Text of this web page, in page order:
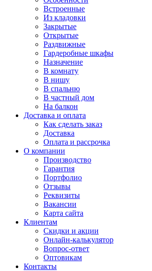
Встроенные
Из кладовки
Закрытые
Открытые
Раздвижные
Гардеробные шкафы
Назначение
В комнату
В нишу
В спальню
В частный дом
На балкон
Доставка и оплата
Как сделать заказ
Доставка
Оплата и рассрочка
О компании
Производство
Гарантия
Портфолио
Отзывы
Реквизиты
Вакансии
Карта сайта
Клиентам
Скидки и акции
Онлайн-калькулятор
Вопрос-ответ
Оптовикам
Контакты